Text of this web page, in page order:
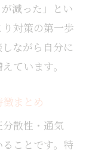
減った」とい
対策の第一歩
ながら自分に
ています。
まとめ
散性・通気
ことです。特